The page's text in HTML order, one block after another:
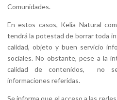
Comunidades.
En estos casos, Kelia Natural
tendrá la potestad de borrar toda
calidad, objeto y buen servicio
sociales. No obstante, pese a la
calidad de contenidos, no
informaciones referidas.
Se informa que el acceso a las